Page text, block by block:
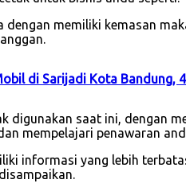
memiliki kemasan
di Sarijadi Kota Bandung,
digunakan saat ini, dengan
mempelajari penawaran
informasi yang lebih